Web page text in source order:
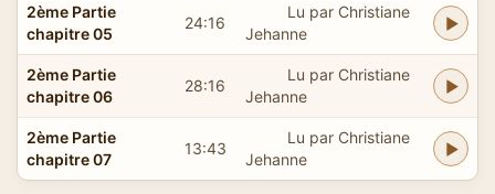
2ème Partie
chapitre 05
24:16
Lu par Christiane
Jehanne
2ème Partie
chapitre 06
28:16
Lu par Christiane
Jehanne
2ème Partie
chapitre 07
13:43
Lu par Christiane
Jehanne